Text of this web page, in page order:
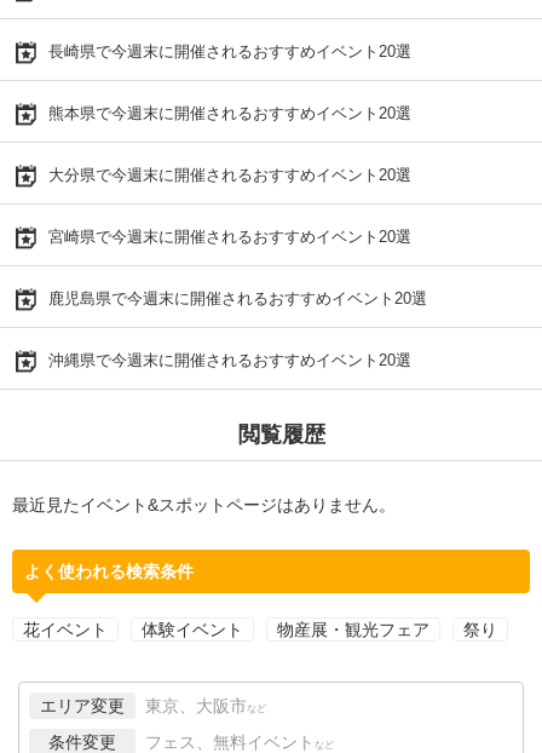
長崎県で今週末に開催されるおすすめイベント20選
熊本県で今週末に開催されるおすすめイベント20選
大分県で今週末に開催されるおすすめイベント20選
宮崎県で今週末に開催されるおすすめイベント20選
鹿児島県で今週末に開催されるおすすめイベント20選
沖縄県で今週末に開催されるおすすめイベント20選
閲覧履歴
最近見たイベント&スポットページはありません。
よく使われる検索条件
花イベント 体験イベント 物産展・観光フェア 祭り
エリア変更 東京、大阪市 など
条件変更 フェス、無料イベント など